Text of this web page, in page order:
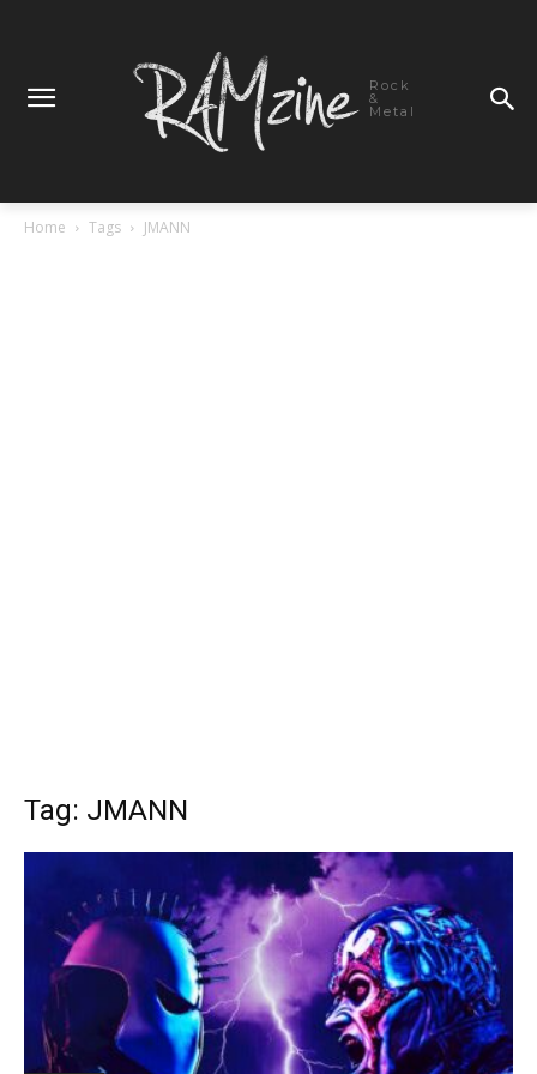
Rock
&
Metal
Home Tags JMANN
Tag: JMANN